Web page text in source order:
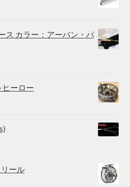
ス カラー：アーバン・パ
ヒーロー
ール